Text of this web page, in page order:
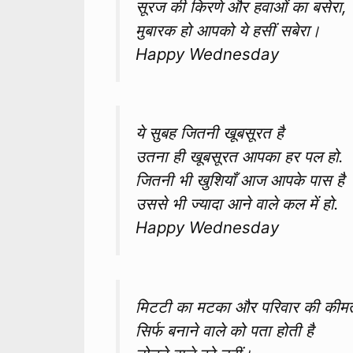
सूरज की किरणे और हवाओं का बसेरा,
मुबारक हो आपको ये हसीं सबेरा।
Happy Wednesday
ये सुबह जितनी खूबसूरत है
उतना ही खूबसूरत आपका हर पल हो.
जितनी भी खुशियाँ आज आपके पास है
उससे भी ज्यादा आने वाले कल में हो.
Happy Wednesday
मिटटी का मटका और परिवार की
सिर्फ बनाने वाले को पता होती है